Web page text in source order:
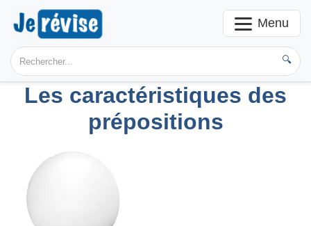
Menu
🔍
Les caractéristiques des
prépositions